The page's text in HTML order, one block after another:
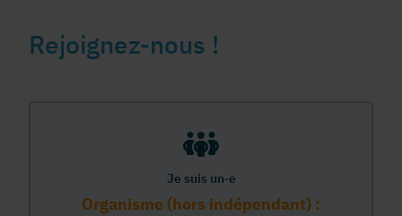
Rejoignez-nous !
Je suis un·e
Organisme (hors indépendant) :